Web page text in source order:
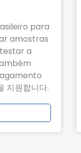
para
amostras
a
원합니다.